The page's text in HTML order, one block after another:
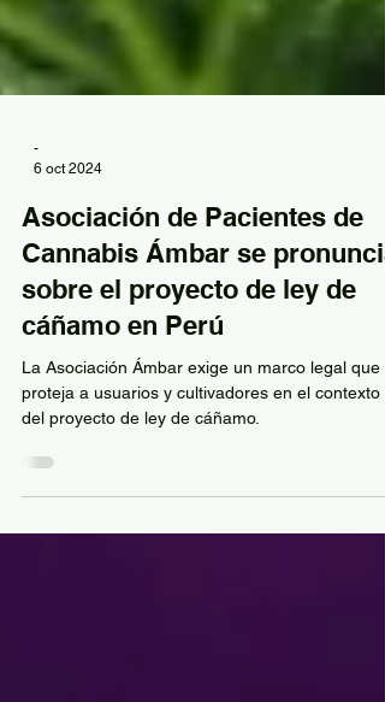
-
Asociación de Pacientes de
Cannabis Ámbar se pronuncia
sobre el proyecto de ley de
cáñamo en Perú
La Asociación Ámbar exige un marco legal que
proteja a usuarios y cultivadores en el contexto